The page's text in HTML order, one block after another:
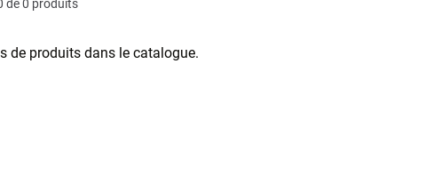
de 0 produits
de produits dans le catalogue.